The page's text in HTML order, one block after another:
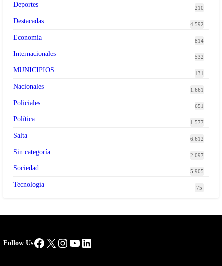
Deportes 210
Destacadas 4.592
Economía 814
Internacionales 532
MUNICIPIOS 131
Nacionales 1.661
Policiales 651
Política 1.577
Salta 6.612
Sin categoría 2.097
Sociedad 5.905
Tecnología 75
Follow UsFacebook
X Instagram
YouTube
LinkedIn